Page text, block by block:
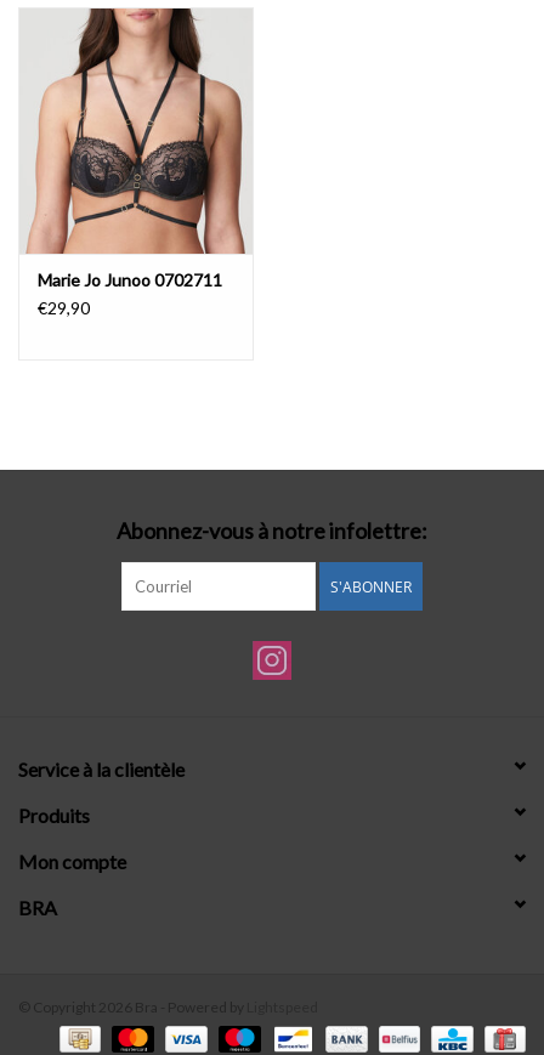
Marie Jo Junoo 0702711
€29,90
Abonnez-vous à notre infolettre:
S'ABONNER
Service à la clientèle
Produits
Mon compte
BRA
© Copyright 2026 Bra - Powered by